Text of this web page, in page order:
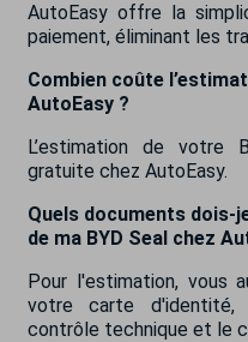
AutoEasy offre la
paiement, éliminant les
Combien coûte
AutoEasy ?
L’estimation de votre
gratuite chez AutoEasy.
Quels documents
de ma BYD Seal chez
Pour l'estimation, vous
votre carte d'identité,
contrôle technique et le